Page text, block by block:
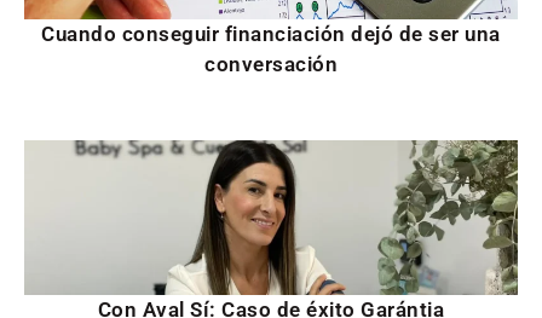
Cuando conseguir financiación dejó de ser una
conversación
Con Aval Sí: Caso de éxito Garántia